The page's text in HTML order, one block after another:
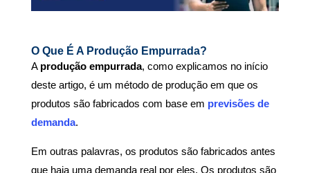
O Que É A Produção Empurrada?
A produção empurrada, como explicamos no início
deste artigo, é um método de produção em que os
produtos são fabricados com base em previsões de
demanda.
Em outras palavras, os produtos são fabricados antes
que haja uma demanda real por eles. Os produtos são